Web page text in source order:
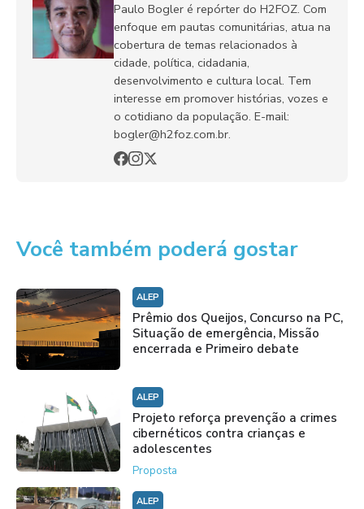
Paulo Bogler é repórter do H2FOZ. Com
enfoque em pautas comunitárias, atua na
cobertura de temas relacionados à
cidade, política, cidadania,
desenvolvimento e cultura local. Tem
interesse em promover histórias, vozes e
o cotidiano da população. E-mail:
bogler@h2foz.com.br.
Você também poderá gostar
ALEP
Prêmio dos Queijos, Concurso na PC,
Situação de emergência, Missão
encerrada e Primeiro debate
ALEP
Projeto reforça prevenção a crimes
cibernéticos contra crianças e
adolescentes
Proposta
ALEP